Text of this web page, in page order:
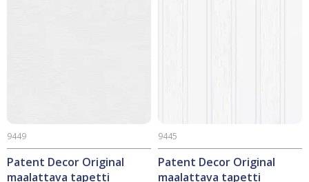
Patent Decor Original
maalattava tapetti
9449
Patent Decor Original
maalattava tapetti
9445